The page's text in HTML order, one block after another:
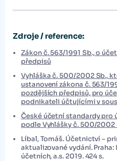
Zdroje / reference:
Zákon č. 563/1991 Sb., o
předpisů
Vyhláška č. 500/2002 Sb.,
ustanovení zákona č. 563/
pozdějších předpisů, pro
podnikateli účtujícími v
České účetní standardy
podle Vyhlášky č. 500/2002
Líbal, Tomáš. Účetnictví –
aktualizované vydání.
účetních, a.s. 2019. 424 s.